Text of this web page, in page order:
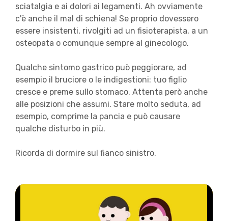
sciatalgia e ai dolori ai legamenti. Ah ovviamente
c'è anche il mal di schiena! Se proprio dovessero
essere insistenti, rivolgiti ad un fisioterapista, a un
osteopata o comunque sempre al ginecologo.
Qualche sintomo gastrico può peggiorare, ad
esempio il bruciore o le indigestioni: tuo figlio
cresce e preme sullo stomaco. Attenta però anche
alle posizioni che assumi. Stare molto seduta, ad
esempio, comprime la pancia e può causare
qualche disturbo in più.
Ricorda di dormire sul fianco sinistro.